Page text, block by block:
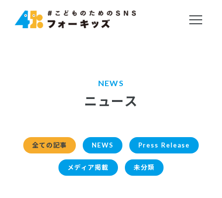
NEWS
ニュース
全ての記事 NEWS Press Release
メディア掲載 未分類